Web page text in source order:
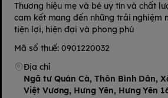
Thương hiệu mẹ và bé uy tín và chất
cam kết mang đến những trải nghiệm
tiện lợi, hiện đại và phong phú
Mã số thuế: 0901220032
Địa chỉ
Ngã tư Quán Cà, Thôn Bình Dân,
Việt Vương, Hưng Yên, Hưng Yên